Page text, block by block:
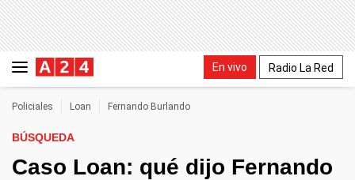
En vivo Radio La Red
Policiales Loan Fernando Burlando
BÚSQUEDA
Caso Loan: qué dijo Fernando